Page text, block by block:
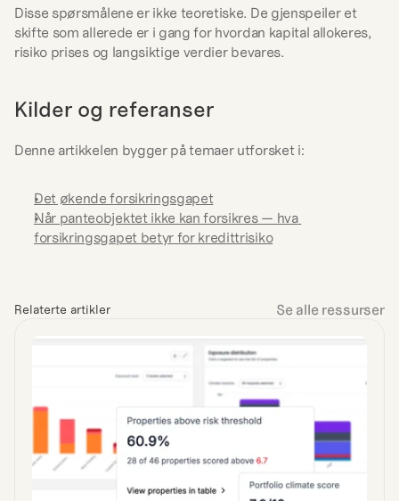
Disse spørsmålene er ikke teoretiske. De gjenspeiler et
skifte som allerede er i gang for hvordan kapital allokeres,
risiko prises og langsiktige verdier bevares.
Kilder og referanser
Denne artikkelen bygger på temaer utforsket i:
Det økende forsikringsgapet
Når panteobjektet ikke kan forsikres — hva
forsikringsgapet betyr for kredittrisiko
Relaterte artikler Se alle ressurser